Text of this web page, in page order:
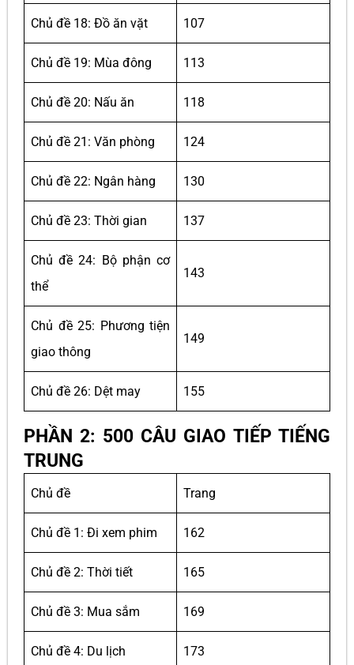
Chủ đề 18: Đồ ăn vặt 107
Chủ đề 19: Mùa đông 113
Chủ đề 20: Nấu ăn 118
Chủ đề 21: Văn phòng 124
Chủ đề 22: Ngân hàng 130
Chủ đề 23: Thời gian 137
Chủ đề 24: Bộ phận cơ
thể
143
Chủ đề 25: Phương tiện
giao thông
149
Chủ đề 26: Dệt may 155
PHẦN 2: 500 CÂU GIAO TIẾP TIẾNG
TRUNG
Chủ đề Trang
Chủ đề 1: Đi xem phim 162
Chủ đề 2: Thời tiết 165
Chủ đề 3: Mua sắm 169
Chủ đề 4: Du lịch 173